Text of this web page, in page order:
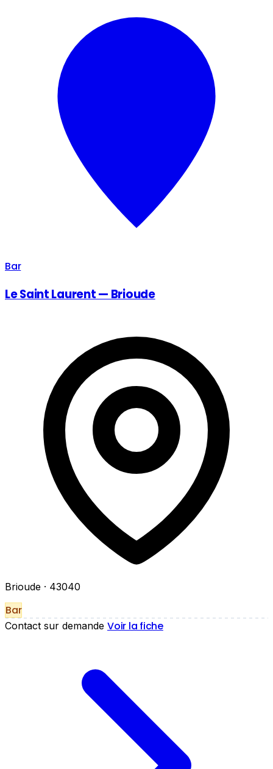
Bar
Le Saint Laurent — Brioude
Brioude · 43040
Bar
Contact sur demande Voir la fiche